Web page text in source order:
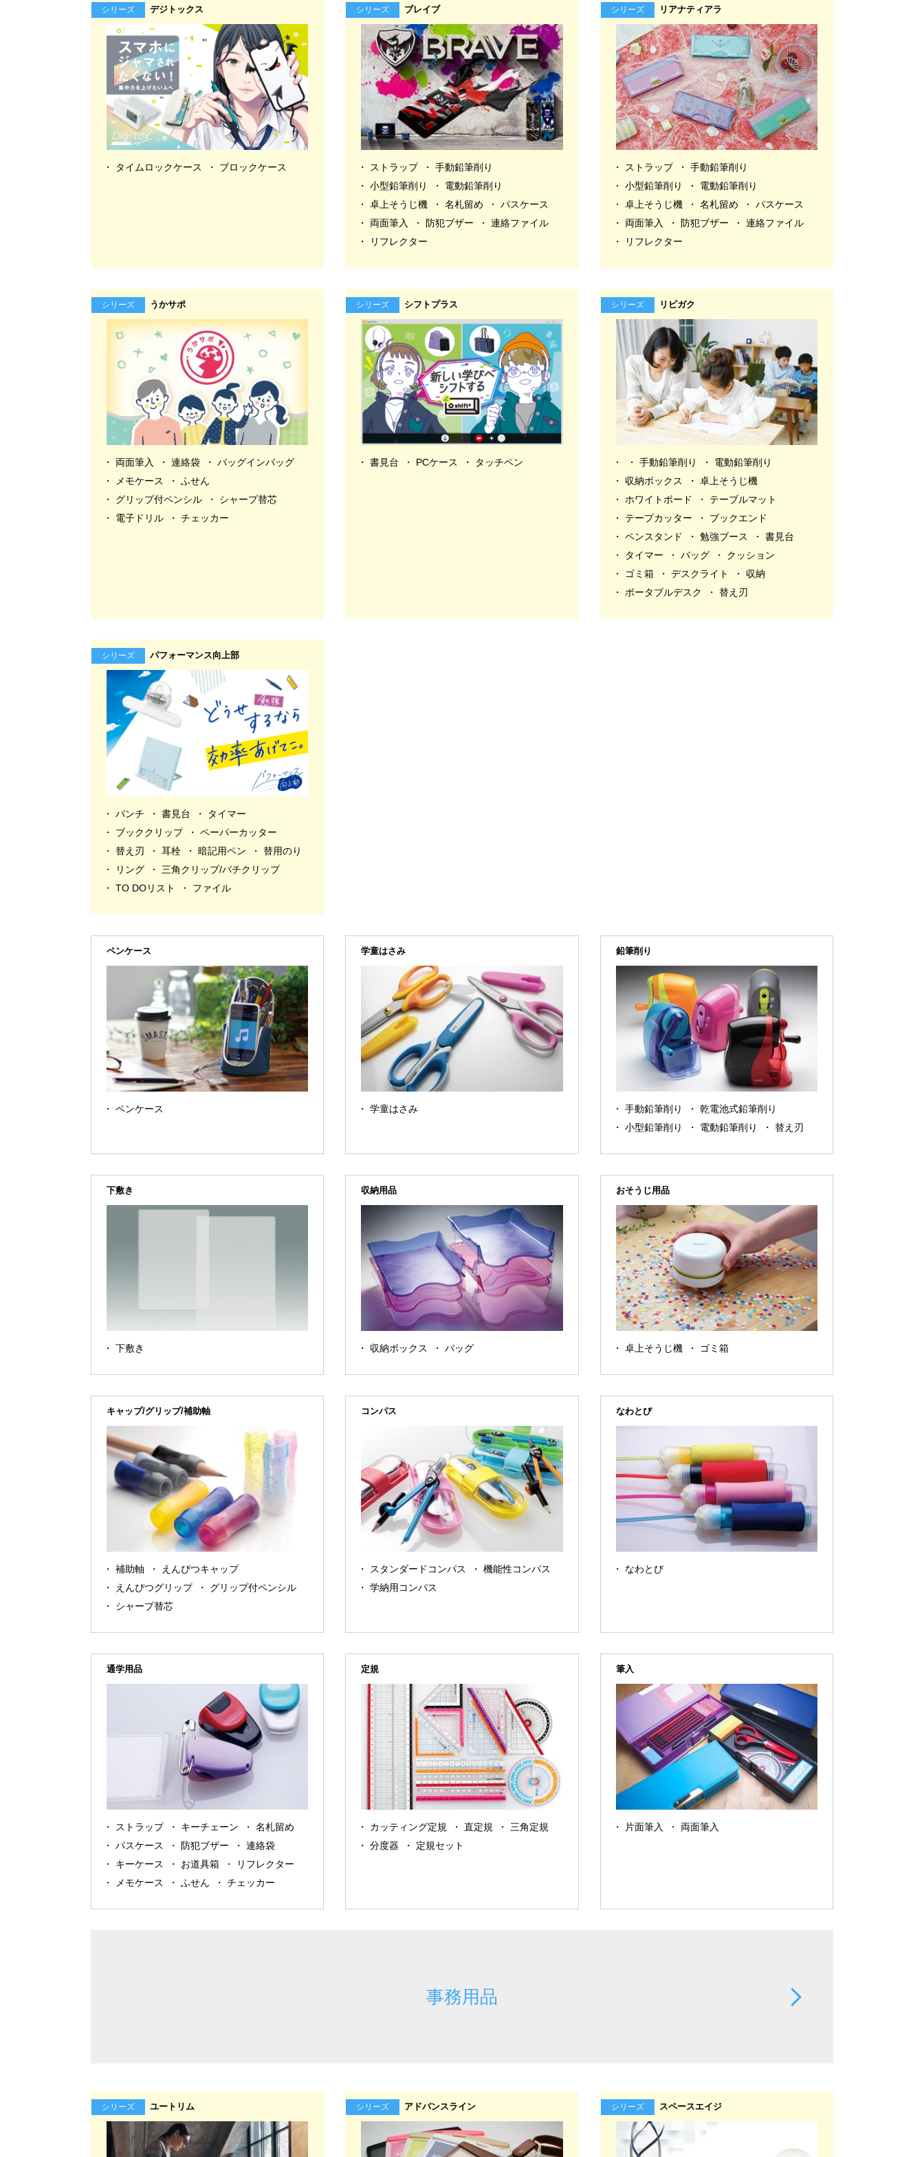
シリーズ デジトックス
タイムロックケース ブロックケース
シリーズ ブレイブ
ストラップ
手動鉛筆削り
小型鉛筆削り
電動鉛筆削り
卓上そうじ機
名札留め
パスケース
両面筆入
防犯ブザー
連絡ファイル
リフレクター
シリーズ リアナティアラ
ストラップ
手動鉛筆削り
小型鉛筆削り
電動鉛筆削り
卓上そうじ機
名札留め
パスケース
両面筆入
防犯ブザー
連絡ファイル
リフレクター
シリーズ うかサポ
両面筆入 連絡袋
バッグインバッグ
メモケース
ふせん
グリップ付ペンシル
シャープ替芯
電子ドリル
チェッカー
シリーズ シフトプラス
書見台 PCケース タッチペン
シリーズ リビガク
手動鉛筆削り
電動鉛筆削り
収納ボックス
卓上そうじ機
ホワイトボード
テーブルマット
テープカッター
ブックエンド
ペンスタンド
勉強ブース
書見台
タイマー
バッグ
クッション
ゴミ箱
デスクライト
収納
ポータブルデスク
替え刃
シリーズ パフォーマンス向上部
パンチ 書見台
タイマー
ブッククリップ
ペーパーカッター
替え刃
耳栓 暗記用ペン
替用のり
リング
三角クリップ/バチクリップ
TO DOリスト
ファイル
ペンケース
ペンケース
学童はさみ
学童はさみ
鉛筆削り
手動鉛筆削り
乾電池式鉛筆削り
小型鉛筆削り
電動鉛筆削り 替え刃
下敷き
下敷き
収納用品
収納ボックス バッグ
おそうじ用品
卓上そうじ機 ゴミ箱
キャップ/グリップ/補助軸
補助軸
えんぴつキャップ
えんぴつグリップ
グリップ付ペンシル
シャープ替芯
コンパス
スタンダードコンパス
機能性コンパス
学納用コンパス
なわとび
なわとび
通学用品
ストラップ キーチェーン
名札留め
パスケース
防犯ブザー
連絡袋
キーケース
お道具箱
リフレクター
メモケース
ふせん チェッカー
定規
カッティング定規 直定規
三角定規
分度器
定規セット
筆入
片面筆入 両面筆入
事務用品
シリーズ ユートリム シリーズ アドバンスライン シリーズ スペースエイジ